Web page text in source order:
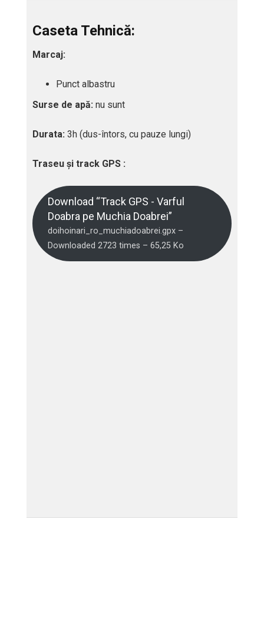
Caseta Tehnică:
Marcaj:
Punct albastru
Surse de apă: nu sunt
Durata: 3h (dus-întors, cu pauze lungi)
Traseu și track GPS :
Download “Track GPS - Varful
Doabra pe Muchia Doabrei”
doihoinari_ro_muchiadoabrei.gpx –
Downloaded 2723 times – 65,25 Ko